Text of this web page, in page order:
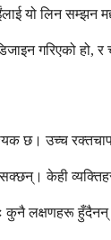
यो लिन
गरिएको
छ। उच्च
केही
कुनै लक्षणहरू